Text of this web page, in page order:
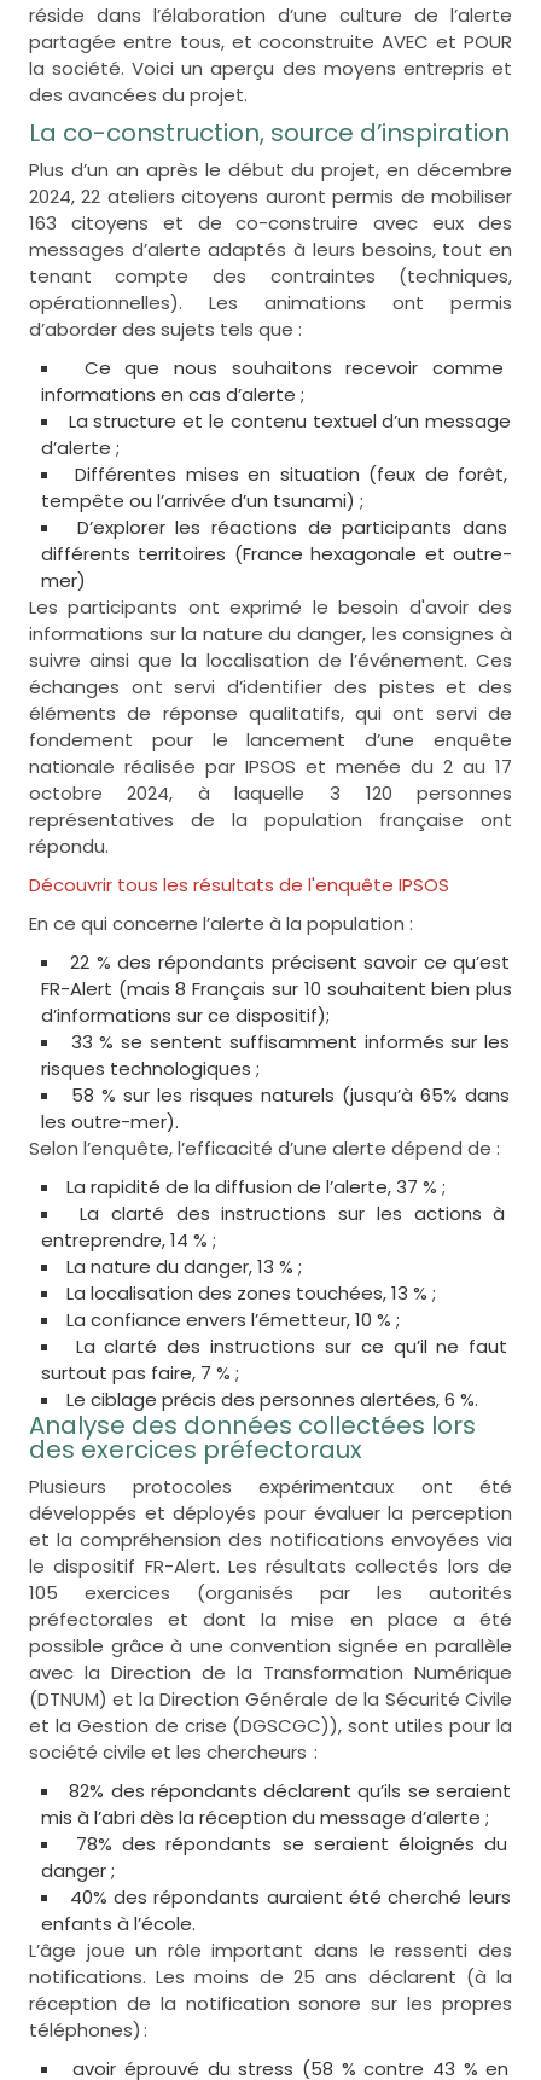
réside dans l’élaboration d’une culture de l’alerte
partagée entre tous, et coconstruite AVEC et POUR
la société. Voici un aperçu des moyens entrepris et
des avancées du projet.
La co-construction, source d’inspiration
Plus d’un an après le début du projet, en décembre
2024, 22 ateliers citoyens auront permis de mobiliser
163 citoyens et de co-construire avec eux des
messages d’alerte adaptés à leurs besoins, tout en
tenant compte des contraintes (techniques,
opérationnelles). Les animations ont permis
d’aborder des sujets tels que :
Ce que nous souhaitons recevoir comme
informations en cas d’alerte ;
La structure et le contenu textuel d’un message
d’alerte ;
Différentes mises en situation (feux de forêt,
tempête ou l’arrivée d’un tsunami) ;
D’explorer les réactions de participants dans
différents territoires (France hexagonale et outre-
mer)
Les participants ont exprimé le besoin d'avoir des
informations sur la nature du danger, les consignes à
suivre ainsi que la localisation de l’événement. Ces
échanges ont servi d’identifier des pistes et des
éléments de réponse qualitatifs, qui ont servi de
fondement pour le lancement d’une enquête
nationale réalisée par IPSOS et menée du 2 au 17
octobre 2024, à laquelle 3 120 personnes
représentatives de la population française ont
répondu.
Découvrir tous les résultats de l'enquête IPSOS
En ce qui concerne l’alerte à la population :
22 % des répondants précisent savoir ce qu’est
FR-Alert (mais 8 Français sur 10 souhaitent bien plus
d’informations sur ce dispositif);
33 % se sentent suffisamment informés sur les
risques technologiques ;
58 % sur les risques naturels (jusqu’à 65% dans
les outre-mer).
Selon l’enquête, l’efficacité d’une alerte dépend de :
La rapidité de la diffusion de l’alerte, 37 % ;
La clarté des instructions sur les actions à
entreprendre, 14 % ;
La nature du danger, 13 % ;
La localisation des zones touchées, 13 % ;
La confiance envers l’émetteur, 10 % ;
La clarté des instructions sur ce qu’il ne faut
surtout pas faire, 7 % ;
Le ciblage précis des personnes alertées, 6 %.
Analyse des données collectées lors
des exercices préfectoraux
Plusieurs protocoles expérimentaux ont été
développés et déployés pour évaluer la perception
et la compréhension des notifications envoyées via
le dispositif FR-Alert. Les résultats collectés lors de
105 exercices (organisés par les autorités
préfectorales et dont la mise en place a été
possible grâce à une convention signée en parallèle
avec la Direction de la Transformation Numérique
(DTNUM) et la Direction Générale de la Sécurité Civile
et la Gestion de crise (DGSCGC)), sont utiles pour la
société civile et les chercheurs :
82% des répondants déclarent qu’ils se seraient
mis à l’abri dès la réception du message d’alerte ;
78% des répondants se seraient éloignés du
danger ;
40% des répondants auraient été cherché leurs
enfants à l’école.
L’âge joue un rôle important dans le ressenti des
notifications. Les moins de 25 ans déclarent (à la
réception de la notification sonore sur les propres
téléphones) :
avoir éprouvé du stress (58 % contre 43 % en